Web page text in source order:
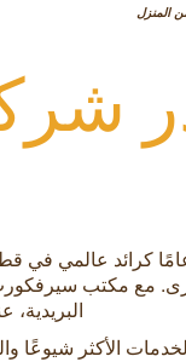
المنزل
خلال خبرة تزيد على ٤٠
مع مكتب
البريدية، عنوان ٥ نجوم لاستخدامه على بطاقة أعمالك أو
الأكثر شيوعًا